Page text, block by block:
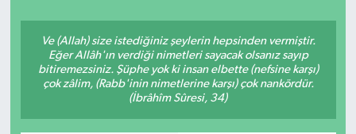
Ve (Allah) size istediğiniz şeylerin hepsinden vermiştir.
Eğer Allâh'ın verdiği nimetleri sayacak olsanız sayıp
bitiremezsiniz. Şüphe yok ki insan elbette (nefsine karşı)
çok zâlim, (Rabb'inin nimetlerine karşı) çok nankördür.
(İbrâhîm Sûresi, 34)